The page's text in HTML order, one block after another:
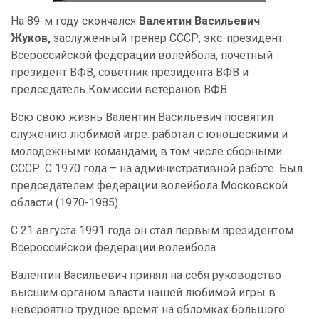
На 89-м году скончался Валентин Васильевич
Жуков, заслуженный тренер СССР, экс-президент
Всероссийской федерации волейбола, почётный
президент ВФВ, советник президента ВФВ и
председатель Комиссии ветеранов ВФВ.
Всю свою жизнь Валентин Васильевич посвятил
служению любимой игре: работал с юношескими и
молодёжными командами, в том числе сборными
СССР. С 1970 года – на административной работе. Был
председателем федерации волейбола Московской
области (1970-1985).
С 21 августа 1991 года он стал первым президентом
Всероссийской федерации волейбола.
Валентин Васильевич принял на себя руководство
высшим органом власти нашей любимой игры в
невероятно трудное время: на обломках большого